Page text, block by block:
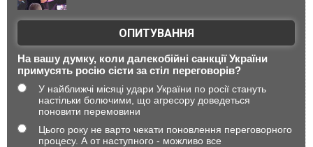
ОПИТУВАННЯ
На вашу думку, коли далекобійні санкції України
примусять росію сісти за стіл переговорів?
У найближчі місяці удари України по росії стануть
настільки болючими, що агресору доведеться
поновити перемовини
Цього року не варто чекати поновлення переговорного
процесу. А от наступного - можливо все